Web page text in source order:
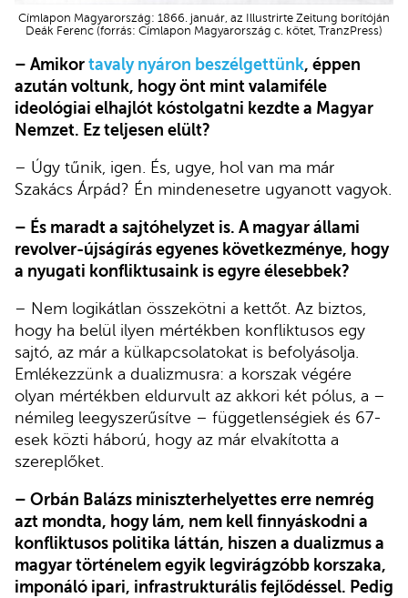
Címlapon Magyarország: 1866. január, az Illustrirte Zeitung borítóján
Deák Ferenc (forrás: Címlapon Magyarország c. kötet, TranzPress)
– Amikor tavaly nyáron beszélgettünk, éppen
azután voltunk, hogy önt mint valamiféle
ideológiai elhajlót kóstolgatni kezdte a Magyar
Nemzet. Ez teljesen elült?
– Úgy tűnik, igen. És, ugye, hol van ma már
Szakács Árpád? Én mindenesetre ugyanott vagyok.
– És maradt a sajtóhelyzet is. A magyar állami
revolver-újságírás egyenes következménye, hogy
a nyugati konfliktusaink is egyre élesebbek?
– Nem logikátlan összekötni a kettőt. Az biztos,
hogy ha belül ilyen mértékben konfliktusos egy
sajtó, az már a külkapcsolatokat is befolyásolja.
Emlékezzünk a dualizmusra: a korszak végére
olyan mértékben eldurvult az akkori két pólus, a –
némileg leegyszerűsítve – függetlenségiek és 67-
esek közti háború, hogy az már elvakította a
szereplőket.
– Orbán Balázs miniszterhelyettes erre nemrég
azt mondta, hogy lám, nem kell finnyáskodni a
konfliktusos politika láttán, hiszen a dualizmus a
magyar történelem egyik legvirágzóbb korszaka,
imponáló ipari, infrastrukturális fejlődéssel. Pedig